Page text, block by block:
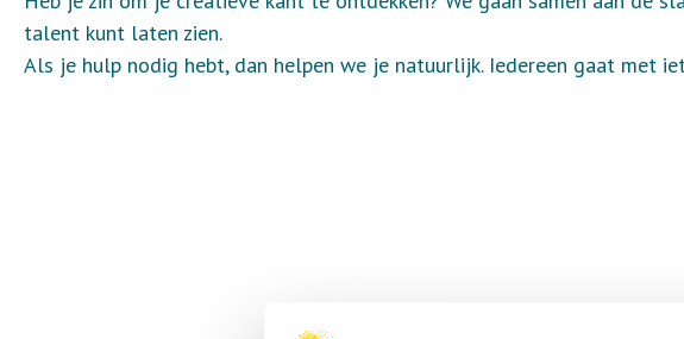
talent kunt laten zien.
Als je hulp nodig hebt, dan helpen we je natuurlijk. Iedereen gaat met